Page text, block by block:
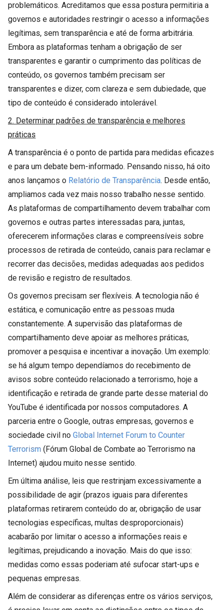
problemáticos. Acreditamos que essa postura permitiria a
governos e autoridades restringir o acesso a informações
legítimas, sem transparência e até de forma arbitrária.
Embora as plataformas tenham a obrigação de ser
transparentes e garantir o cumprimento das políticas de
conteúdo, os governos também precisam ser
transparentes e dizer, com clareza e sem dubiedade, que
tipo de conteúdo é considerado intolerável.
2. Determinar padrões de transparência e melhores
práticas
A transparência é o ponto de partida para medidas eficazes
e para um debate bem-informado. Pensando nisso, há oito
anos lançamos o Relatório de Transparência. Desde então,
ampliamos cada vez mais nosso trabalho nesse sentido.
As plataformas de compartilhamento devem trabalhar com
governos e outras partes interessadas para, juntas,
oferecerem informações claras e compreensíveis sobre
processos de retirada de conteúdo, canais para reclamar e
recorrer das decisões, medidas adequadas aos pedidos
de revisão e registro de resultados.
Os governos precisam ser flexíveis. A tecnologia não é
estática, e comunicação entre as pessoas muda
constantemente. A supervisão das plataformas de
compartilhamento deve apoiar as melhores práticas,
promover a pesquisa e incentivar a inovação. Um exemplo:
se há algum tempo dependíamos do recebimento de
avisos sobre conteúdo relacionado a terrorismo, hoje a
identificação e retirada de grande parte desse material do
YouTube é identificada por nossos computadores. A
parceria entre o Google, outras empresas, governos e
sociedade civil no Global Internet Forum to Counter
Terrorism (Fórum Global de Combate ao Terrorismo na
Internet) ajudou muito nesse sentido.
Em última análise, leis que restrinjam excessivamente a
possibilidade de agir (prazos iguais para diferentes
plataformas retirarem conteúdo do ar, obrigação de usar
tecnologias específicas, multas desproporcionais)
acabarão por limitar o acesso a informações reais e
legítimas, prejudicando a inovação. Mais do que isso:
medidas como essas poderiam até sufocar start-ups e
pequenas empresas.
Além de considerar as diferenças entre os vários serviços,